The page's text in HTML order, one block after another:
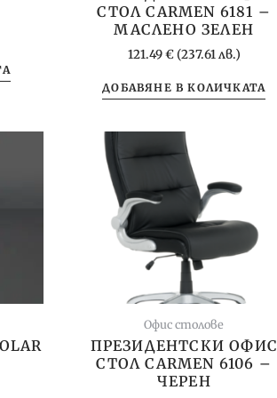
СТОЛ CARMEN 6181 –
МАСЛЕНО ЗЕЛЕН
121.49€(237.61 лв.)
ДОБАВЯНЕ В КОЛИЧКАТА
Офис столове
ПРЕЗИДЕНТСКИ ОФИС
СТОЛ CARMEN 6106 –
ЧЕРЕН